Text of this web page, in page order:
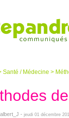
Santé / Médecine >
- jeudi 01 décembre